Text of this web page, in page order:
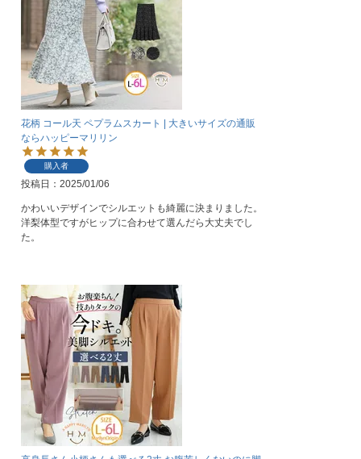
花柄 コール天 ペプラムスカート | 大きいサイズの通販
ならハッピーマリリン
購入者
投稿日 2025/01/06
かわいいデザインでシルエットも綺麗に決まりました。
洋梨体型ですがヒップに合わせて選んだら大丈夫でし
た。